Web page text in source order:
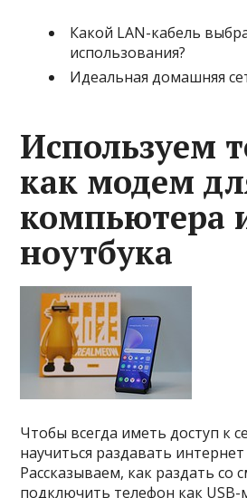
Какой LAN-кабель
использования?
Идеальная домашняя
Используем
как модем
компьютера
ноутбука
Чтобы всегда иметь доступ к
научиться раздавать
Рассказываем, как раздать со
подключить телефон как